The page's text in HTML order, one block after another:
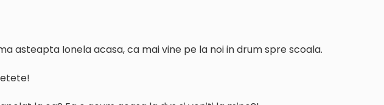
asteapta Ionela acasa, ca mai vine pe la noi in drum spre scoala.